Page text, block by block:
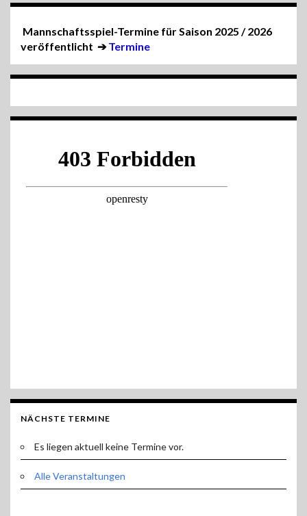
Mannschaftsspiel-Termine für Saison 2025 / 2026
veröffentlicht ➔Termine
NÄCHSTE TERMINE
Es liegen aktuell keine Termine vor.
Alle Veranstaltungen